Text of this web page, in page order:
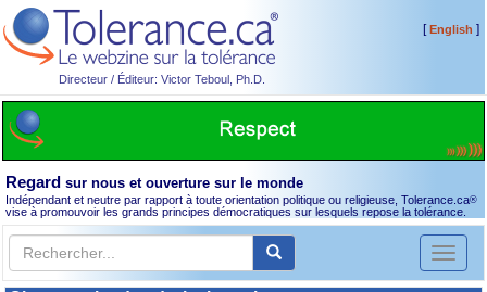
Directeur / Éditeur: Victor Teboul, Ph.D.
[English ]
Regard sur nous et ouverture sur le monde
Indépendant et neutre par rapport à toute orientation politique ou religieuse, Tolerance.ca®
vise à promouvoir les grands principes démocratiques sur lesquels repose la tolérance.
Toggle